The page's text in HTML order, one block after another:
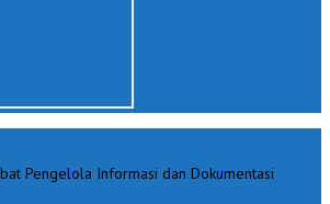
Pengelola Informasi dan Dokumentasi